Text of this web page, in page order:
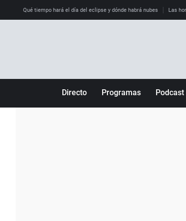
Qué tiempo hará el día del eclipse y dónde habrá nubes Las
Directo Programas Podcast